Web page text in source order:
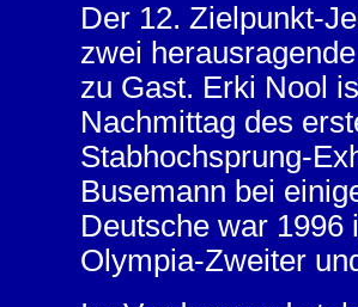
Der 12. Zielpunkt-
zwei
zu Gast. Erki Nool
Nachmittag des
Stabhochsprung-
Busemann bei
Deutsche war 1996
Olympia-Zweiter